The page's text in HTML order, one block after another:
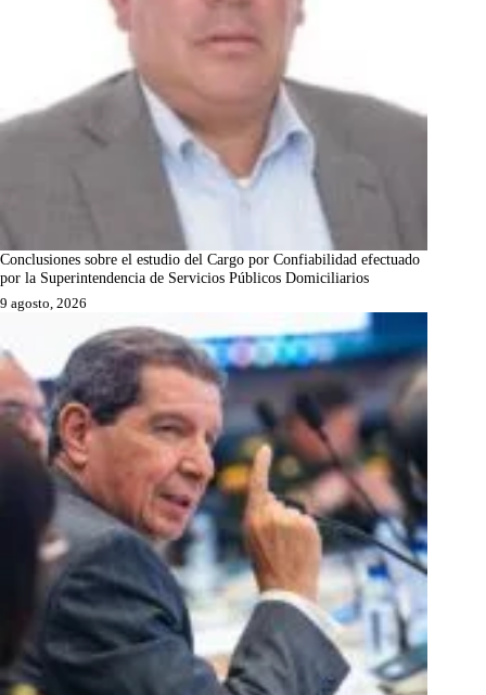
Conclusiones sobre el estudio del Cargo por Confiabilidad efectuado
por la Superintendencia de Servicios Públicos Domiciliarios
9 agosto, 2026